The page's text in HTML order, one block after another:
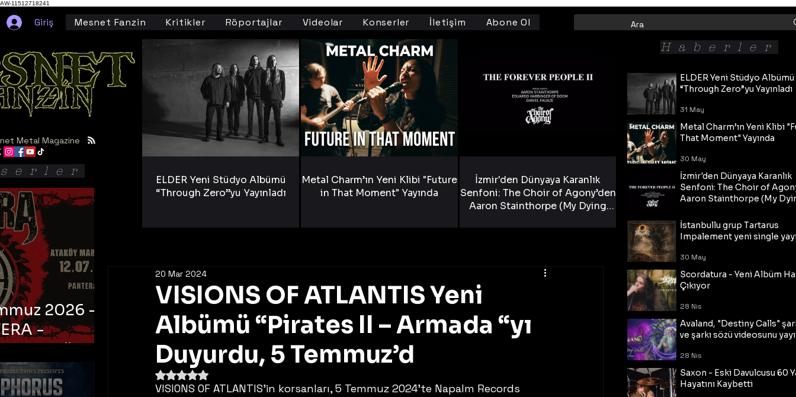
AW-11512718241
Giriş Mesnet Fanzin Kritikler Röportajlar Videolar Konserler İletişim Abone Ol
VISIONS OF ATLANTIS Yeni
Albümü “Pirates II – Armada “yı
Duyurdu, 5 Temmuz’d
20 Mar 2024
5 üzerinden NaN yıldız
VISIONS OF ATLANTIS’in korsanları, 5 Temmuz 2024’te Napalm Records
Metal Magazine
ELDER Yeni Stüdyo Albümü
“Through Zero”yu Yayınladı
Metal Charm’ın Yeni Klibi "Future
in That Moment" Yayında
İzmir'den Dünyaya Karanlık
Senfoni: The Choir of Agony’den
Aaron Stainthorpe (My Dying
2026 -
-
Ataköy
Arena
ELDER Yeni Stüdyo Albümü
“Through Zero”yu Yayınladı
31 May
Metal Charm’ın Yeni Klibi
That Moment" Yayında
30 May
İzmir'den Dünyaya Karanlık
Senfoni: The Choir of
Aaron Stainthorpe (My
Tekli!
30 May
İstanbullu grup Tartarus
Impalement yeni single
30 May
Scordatura - Yeni Albüm
Çıkıyor
28 Nis
Avaland, "Destiny Calls"
ve şarkı sözü videosunu
28 Nis
Saxon - Eski Davulcusu 60
Hayatını Kaybetti
Haberler